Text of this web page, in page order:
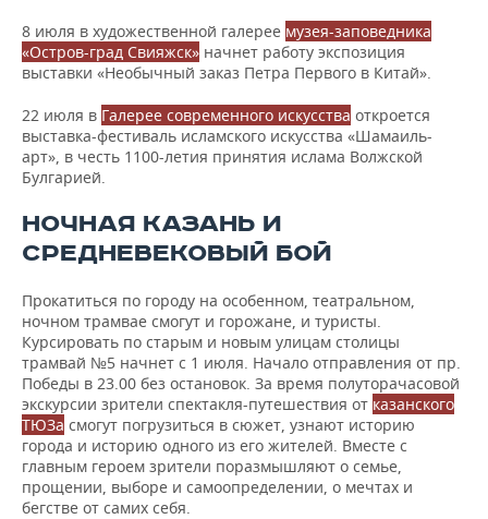
8 июля в художественной галерее музея-заповедника
«Остров-град Свияжск» начнет работу экспозиция
выставки «Необычный заказ Петра Первого в Китай».
22 июля в Галерее современного искусства откроется
выставка-фестиваль исламского искусства «Шамаиль-
арт», в честь 1100-летия принятия ислама Волжской
Булгарией.
НОЧНАЯ КАЗАНЬ И
СРЕДНЕВЕКОВЫЙ БОЙ
Прокатиться по городу на особенном, театральном,
ночном трамвае смогут и горожане, и туристы.
Курсировать по старым и новым улицам столицы
трамвай №5 начнет с 1 июля. Начало отправления от пр.
Победы в 23.00 без остановок. За время полуторачасовой
экскурсии зрители спектакля-путешествия от казанского
ТЮЗа смогут погрузиться в сюжет, узнают историю
города и историю одного из его жителей. Вместе с
главным героем зрители поразмышляют о семье,
прощении, выборе и самоопределении, о мечтах и
бегстве от самих себя.